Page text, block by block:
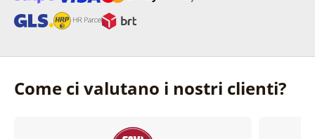
Come ci valutano i nostri clienti?